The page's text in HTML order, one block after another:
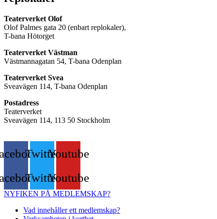
Teaterverket Olof
Olof Palmes gata 20 (enbart replokaler),
T-bana Hötorget
Teaterverket Västman
Västmannagatan 54, T-bana Odenplan
Teaterverket Svea
Sveavägen 114, T-bana Odenplan
Postadress
Teaterverket
Sveavägen 114, 113 50 Stockholm
TwitterYoutube
TwitterYoutube
NYFIKEN PÅ MEDLEMSKAP?
Vad innehåller ett medlemskap?